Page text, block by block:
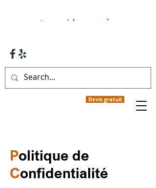
Devis gratuit
Politique de
Confidentialité